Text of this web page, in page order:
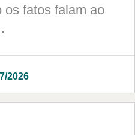
os fatos falam ao
2026